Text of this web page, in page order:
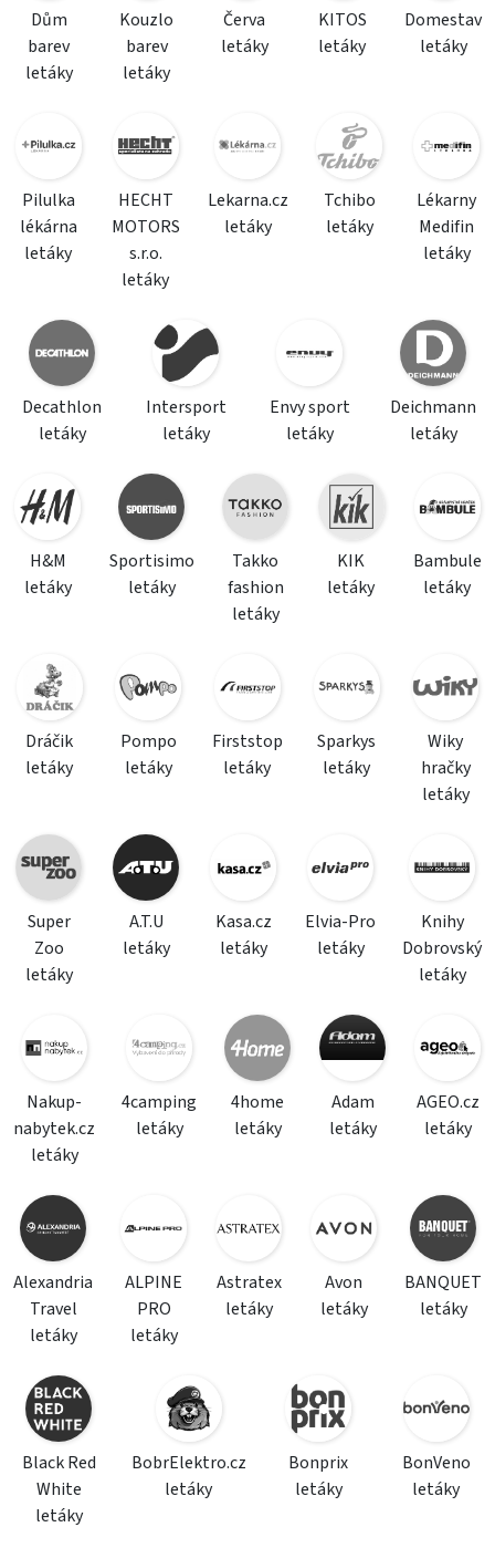
Dům
barev
letáky
Kouzlo
barev
letáky
Červa
letáky
KITOS
letáky
Domestav
letáky
Pilulka
lékárna
letáky
HECHT
MOTORS
s.r.o.
letáky
Lekarna.cz
letáky
Tchibo
letáky
Lékarny
Medifin
letáky
Decathlon
letáky
Intersport
letáky
Envy sport
letáky
Deichmann
letáky
H&M
letáky
Sportisimo
letáky
Takko
fashion
letáky
KIK
letáky
Bambule
letáky
Dráčik
letáky
Pompo
letáky
Firststop
letáky
Sparkys
letáky
Wiky
hračky
letáky
Super
Zoo
letáky
A.T.U
letáky
Kasa.cz
letáky
Elvia-Pro
letáky
Knihy
Dobrovský
letáky
Nakup-
nabytek.cz
letáky
4camping
letáky
4home
letáky
Adam
letáky
AGEO.cz
letáky
Alexandria
Travel
letáky
ALPINE
PRO
letáky
Astratex
letáky
Avon
letáky
BANQUET
letáky
Black Red
White
letáky
BobrElektro.cz
letáky
Bonprix
letáky
BonVeno
letáky